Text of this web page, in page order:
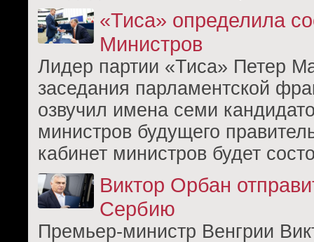
«Тиса» определила
Министров
Лидер партии «Тиса» Петер
заседания парламентской
озвучил имена семи
министров будущего
кабинет министров будет
Виктор Орбан
Сербию
Премьер-министр Венгрии